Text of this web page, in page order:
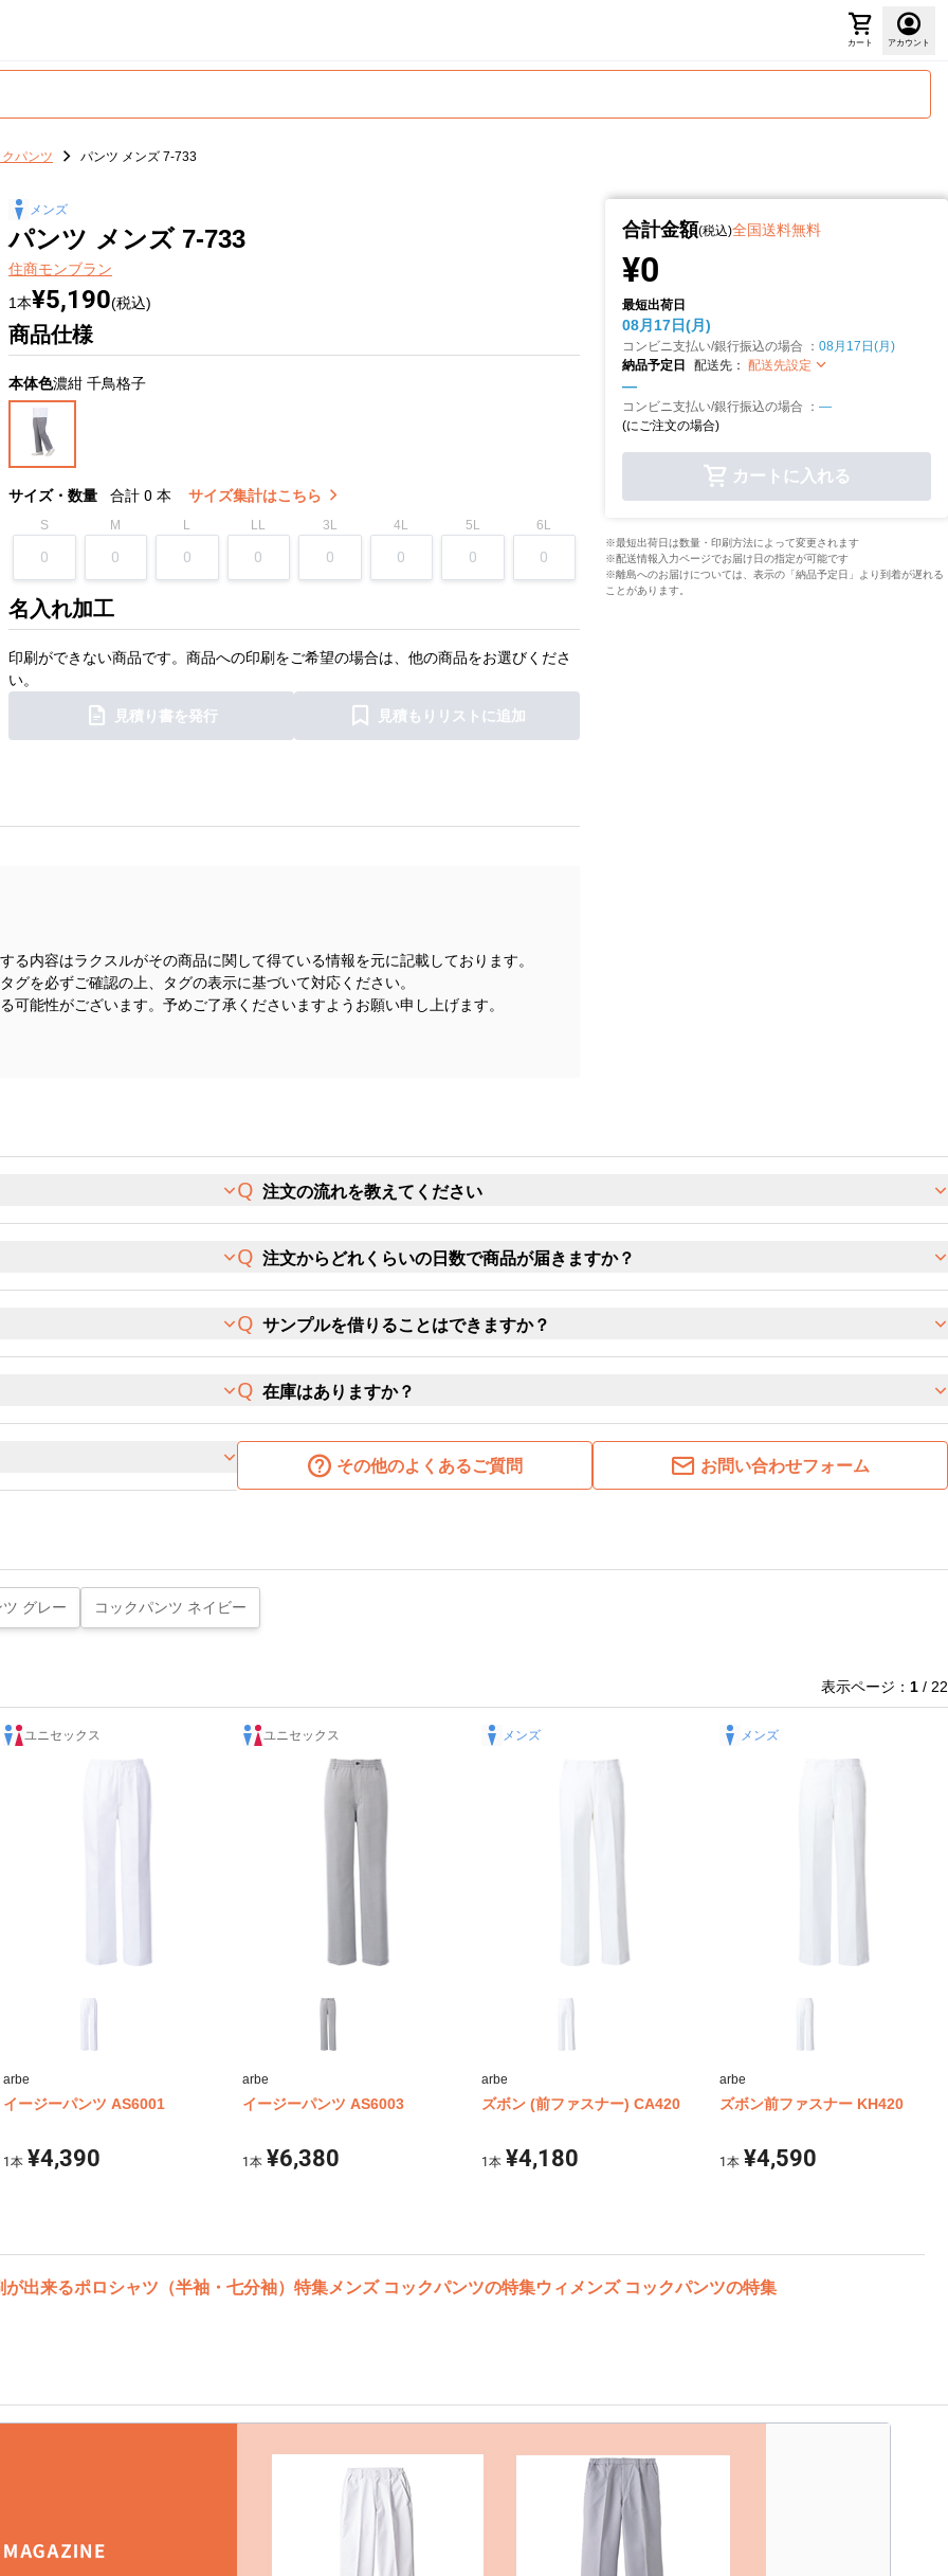
カート アカウント
パンツ パンツ メンズ 7-733
メンズ
パンツ メンズ 7-733
住商モンブラン
1本¥5,190(税込)
商品仕様
本体色濃紺 千鳥格子
サイズ・数量 合計 0 本 サイズ集計はこちら
S M L LL 3L 4L 5L 6L
名入れ加工
印刷ができない商品です。商品への印刷をご希望の場合は、他の商品をお選びくださ
い。
見積り書を発行 見積もりリストに追加
合計金額(税込)全国送料無料
¥0
最短出荷日
08月17日(月)
コンビニ支払い/銀行振込の場合 ： 08月17日(月)
納品予定日
配送先： 配送先設定
—
コンビニ支払い/銀行振込の場合 ： —
(にご注文の場合)
カートに入れる
※最短出荷日は数量・印刷方法によって変更されます
※配送情報入力ページでお届け日の指定が可能です
※離島へのお届けについては、表示の「納品予定日」より到着が遅れる
ことがあります。
る内容はラクスルがその商品に関して得ている情報を元に記載しております。
グを必ずご確認の上、タグの表示に基づいて対応ください。
可能性がございます。予めご了承くださいますようお願い申し上げます。
注文の流れを教えてください
注文からどれくらいの日数で商品が届きますか？
サンプルを借りることはできますか？
在庫はありますか？
その他のよくあるご質問 お問い合わせフォーム
グレー コックパンツ ネイビー
表示ページ： 1 / 22
ユニセックス
arbe
イージーパンツ AS6001
1本 ¥4,390
ユニセックス
arbe
イージーパンツ AS6003
1 本 ¥6,380
メンズ
arbe
ズボン (前ファスナー) CA420
1 本 ¥4,180
メンズ
arbe
ズボン前ファスナー KH420
1本 ¥4,590
が出来るポロシャツ（半袖・七分袖）特集メンズ コックパンツの特集ウィメンズ コックパンツの特集